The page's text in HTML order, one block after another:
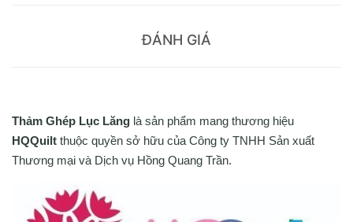
ĐÁNH GIÁ
Thảm Ghép Lục Lăng là sản phẩm mang thương hiệu
HQQuilt thuộc quyền sở hữu của Công ty TNHH Sản xuất
Thương mại và Dịch vụ Hồng Quang Trần.